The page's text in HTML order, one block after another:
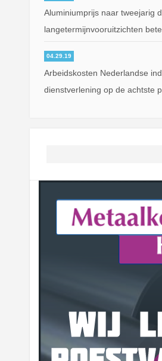
Aluminiumprijs naar tweejarig
langetermijnvooruitzichten
04.29.19
Arbeidskosten Nederlandse
dienstverlening op de achtste